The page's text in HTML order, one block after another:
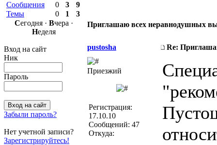
Сообщения
0 3
9
Темы
0 1
3
Сегодня · Вчера ·
Неделя
Вход на сайт
Ник
Пароль
Забыли пароль?
Нет учетной записи?
Зарегистрируйтесь!
Приглашаю всех неравнодушных
pustosha Re:
Приезжий
Регистрация:
17.10.10
Сообщений: 47
Откуда: